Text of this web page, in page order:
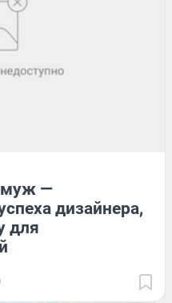
муж —
дизайнера,
для